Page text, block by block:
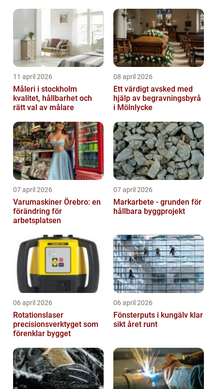
11 april 2026
Måleri i stockholm
kvalitet, hållbarhet och
rätt val av målare
08 april 2026
Ett värdigt avsked med
hjälp av begravningsbyrå
i Mölnlycke
07 april 2026
Varumaskiner Örebro: en
förändring för
arbetsplatsen
07 april 2026
Markarbete - grunden för
hållbara byggprojekt
06 april 2026
Rotationslaser
precisionsverktyget som
förenklar bygget
06 april 2026
Fönsterputs i kungälv klar
sikt året runt